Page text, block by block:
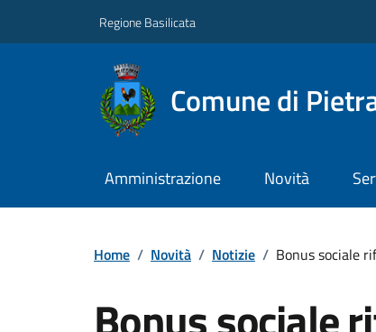
Regione Basilicata
Comune di
Amministrazione Novità
Home / Novità / Notizie / Bonus sociale